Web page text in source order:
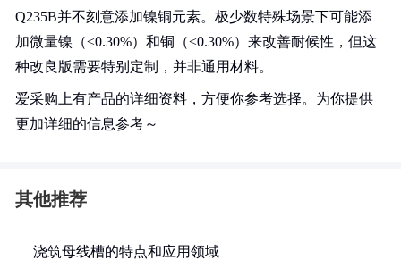
Q235B并不刻意添加镍铜元素。极少数特殊场景下可能添
加微量镍（≤0.30%）和铜（≤0.30%）来改善耐候性，但这
种改良版需要特别定制，并非通用材料。
爱采购上有产品的详细资料，方便你参考选择。为你提供
更加详细的信息参考～
其他推荐
浇筑母线槽的特点和应用领域